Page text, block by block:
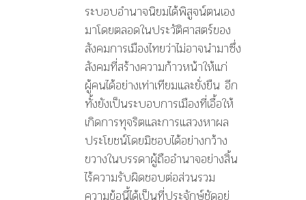
ระบอบอำนาจนิยมได้พิสูจน์ตนเอง
มาโดยตลอดในประวัติศาสตร์ของ
สังคมการเมืองไทยว่าไม่อาจนำมาซึ่ง
สังคมที่สร้างความก้าวหน้าให้แก่
ผู้คนได้อย่างเท่าเทียมและยั่งยืน อีก
ทั้งยังเป็นระบอบการเมืองที่เอื้อให้
เกิดการทุจริตและการแสวงหาผล
ประโยชน์โดยมิชอบได้อย่างกว้าง
ขวางในบรรดาผู้ถืออำนาจอย่างสิ้น
ไร้ความรับผิดชอบต่อส่วนรวม
ความข้อนี้ได้เป็นที่ประจักษ์ชัดอยู่